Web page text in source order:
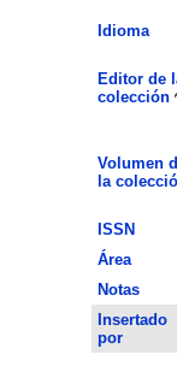
Idioma
Editor de
colección
Volumen
la
ISSN
Área
Notas
Insertado
por